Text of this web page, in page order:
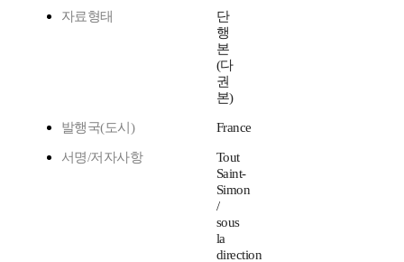
자료형태
단
행
본
(다
권
본)
발행국(도시) France
서명/저자사항
Tout
Saint-
Simon
/
sous
la
direction